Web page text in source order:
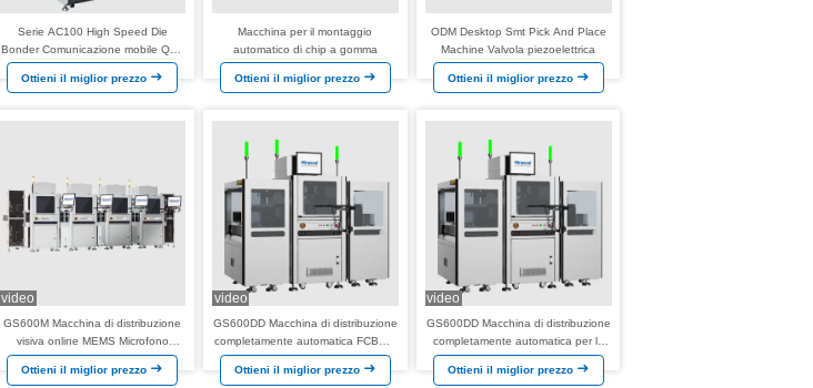
Serie AC100 High Speed Die
Bonder Comunicazione mobile QFN
MEMS SIP OTHER Industria
automobilistica Aiot Filp Ispezione
Ottieni il miglior prezzo
Macchina per il montaggio
automatico di chip a gomma
Ottieni il miglior prezzo
ODM Desktop Smt Pick And Place
Machine Valvola piezoelettrica
Ottieni il miglior prezzo
video
GS600M Macchina di distribuzione
visiva online MEMS Microfono
MEMS Barometro Ultra-precisione
Controller di distribuzione
Ottieni il miglior prezzo
video
GS600DD Macchina di distribuzione
completamente automatica FCBGA
Applicazione Incapsulazione di
legame del filo
Ottieni il miglior prezzo
video
GS600DD Macchina di distribuzione
completamente automatica per la
presa e il riempimento FCBGA
Applicazione Incapsulazione di
Ottieni il miglior prezzo